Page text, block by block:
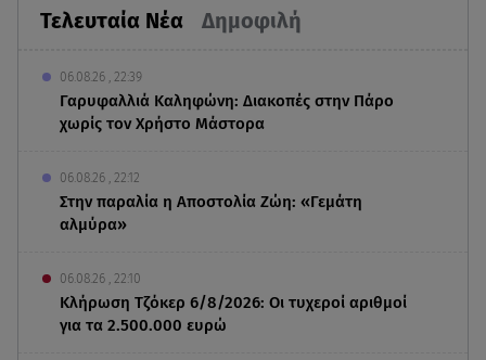
Τελευταία Νέα Δημοφιλή
06.08.26 , 22:39
Γαρυφαλλιά Καληφώνη: Διακοπές στην Πάρο
χωρίς τον Χρήστο Μάστορα
06.08.26 , 22:12
Στην παραλία η Αποστολία Ζώη: «Γεμάτη
αλμύρα»
06.08.26 , 22:10
Κλήρωση Τζόκερ 6/8/2026: Οι τυχεροί αριθμοί
για τα 2.500.000 ευρώ